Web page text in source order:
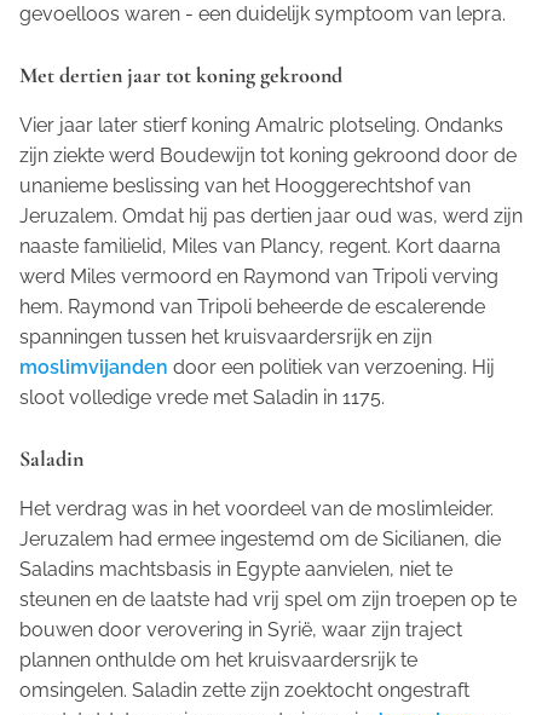
gevoelloos waren - een duidelijk symptoom van lepra.
Met dertien jaar tot koning gekroond
Vier jaar later stierf koning Amalric plotseling. Ondanks
zijn ziekte werd Boudewijn tot koning gekroond door de
unanieme beslissing van het Hooggerechtshof van
Jeruzalem. Omdat hij pas dertien jaar oud was, werd zijn
naaste familielid, Miles van Plancy, regent. Kort daarna
werd Miles vermoord en Raymond van Tripoli verving
hem. Raymond van Tripoli beheerde de escalerende
spanningen tussen het kruisvaardersrijk en zijn
moslimvijanden door een politiek van verzoening. Hij
sloot volledige vrede met Saladin in 1175.
Saladin
Het verdrag was in het voordeel van de moslimleider.
Jeruzalem had ermee ingestemd om de Sicilianen, die
Saladins machtsbasis in Egypte aanvielen, niet te
steunen en de laatste had vrij spel om zijn troepen op te
bouwen door verovering in Syrië, waar zijn traject
plannen onthulde om het kruisvaardersrijk te
omsingelen. Saladin zette zijn zoektocht ongestraft